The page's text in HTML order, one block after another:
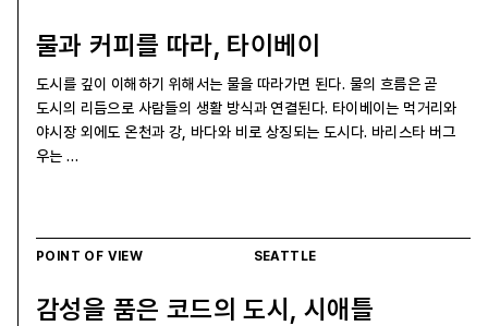
물과 커피를 따라, 타이베이
도시를 깊이 이해하기 위해서는 물을 따라가면 된다. 물의 흐름은 곧
도시의 리듬으로 사람들의 생활 방식과 연결된다. 타이베이는 먹거리와
야시장 외에도 온천과 강, 바다와 비로 상징되는 도시다. 바리스타 버그
우는 …
POINT OF VIEW SEATTLE
감성을 품은 코드의 도시, 시애틀